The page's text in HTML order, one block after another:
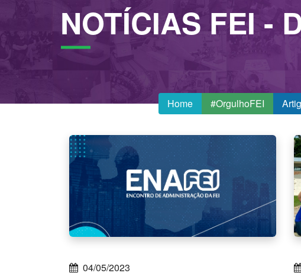
NOTÍCIASFEI-
Home #OrgulhoFEI
04/05/2023